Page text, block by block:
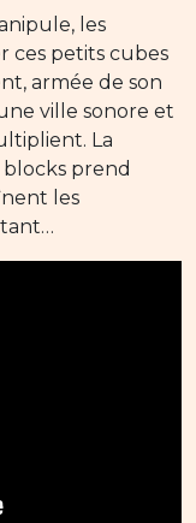
les
ces petits cubes
armée de son
ville sonore et
La
prend
les